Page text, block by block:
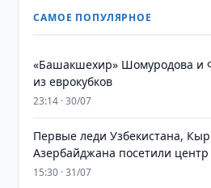
САМОЕ ПОПУЛЯРНОЕ
«Башакшехир» Шомуродова и
из еврокубков
23:14 · 30/07
Первые леди Узбекистана,
Азербайджана посетили
15:30 · 31/07